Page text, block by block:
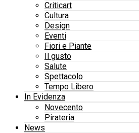
Criticart
Cultura
Design
Eventi
Fiori e Piante
Il gusto
Salute
Spettacolo
Tempo Libero
In Evidenza
Novecento
Pirateria
News